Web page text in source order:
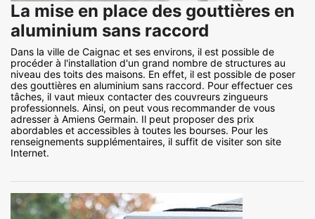
La mise en place des gouttières en
aluminium sans raccord
Dans la ville de Caignac et ses environs, il est possible de
procéder à l'installation d'un grand nombre de structures au
niveau des toits des maisons. En effet, il est possible de poser
des gouttières en aluminium sans raccord. Pour effectuer ces
tâches, il vaut mieux contacter des couvreurs zingueurs
professionnels. Ainsi, on peut vous recommander de vous
adresser à Amiens Germain. Il peut proposer des prix
abordables et accessibles à toutes les bourses. Pour les
renseignements supplémentaires, il suffit de visiter son site
Internet.